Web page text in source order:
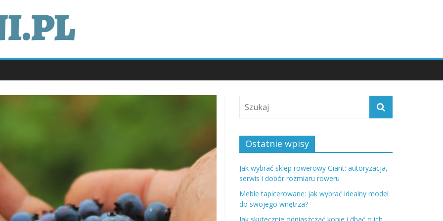
Ostatnie wpisy
Jak wybrać sklep rowerowy Giant: autoryzacja,
serwis i dobór rozmiaru roweru
Meble tapicerowane: jak wybrać idealny model
do swojego wnętrza?